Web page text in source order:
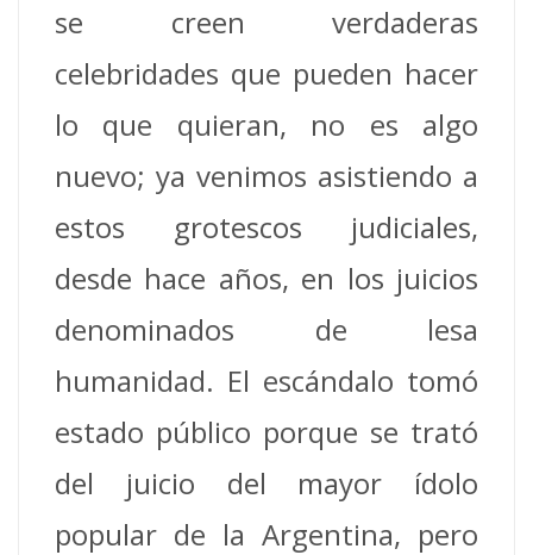
se creen verdaderas
celebridades que pueden hacer
lo que quieran, no es algo
nuevo; ya venimos asistiendo a
estos grotescos judiciales,
desde hace años, en los juicios
denominados de lesa
humanidad. El escándalo tomó
estado público porque se trató
del juicio del mayor ídolo
popular de la Argentina, pero